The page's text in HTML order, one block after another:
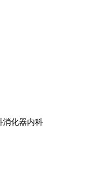
消化器内科